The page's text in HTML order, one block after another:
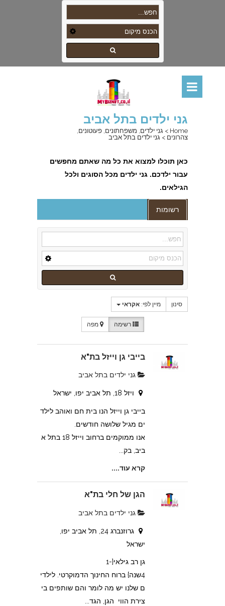
גני ילדים בתל אביב
Home
> גני ילדים, משפחתונים, פעוטונים,
צהרונים > גני ילדים בתל אביב
כאן תוכלו למצוא את כל מה שאתם מחפשים
עבור ילדכם. גני ילדים מכל הסוגים ולכל
הגילאים.
רשומות
סינון מיין לפי: אקראי
רשימה מפה
בייבי גן וייזל בת"א
גני ילדים בתל אביב
ויזל 18, תל אביב יפו, ישראל
בייבי גן וייזל הנו בית חם ואוהב לילד
ים מגיל שלושה חודשים.
אנו ממוקמים ברחוב וייזל 18 בתל א
ביב, בק...
קרא עוד....
הגן של חלי בת"א
גני ילדים בתל אביב
גרוזנברג 24, תל אביב יפו,
ישראל
גן רב גילאי{1-
4שנה} ברוח החינוך הדמוקרטי. לילדי
ם שלנו יש מה לומר והם שותפים בי
צירת הווי הגן, הגד...